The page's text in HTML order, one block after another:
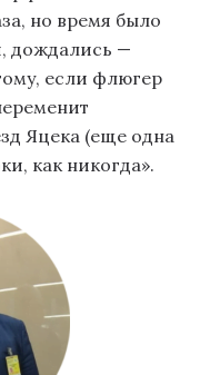
но время было
дождались —
если флюгер
Яцека (еще одна
как никогда».